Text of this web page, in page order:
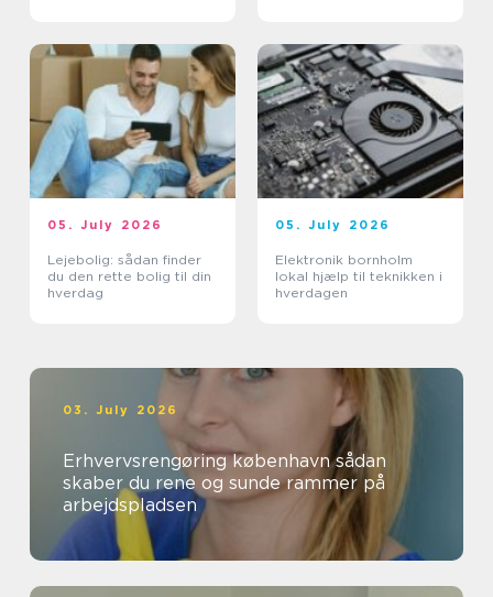
05. July 2026
Lejebolig: sådan finder
du den rette bolig til din
hverdag
05. July 2026
Elektronik bornholm
lokal hjælp til teknikken i
hverdagen
03. July 2026
Erhvervsrengøring københavn sådan
skaber du rene og sunde rammer på
arbejdspladsen